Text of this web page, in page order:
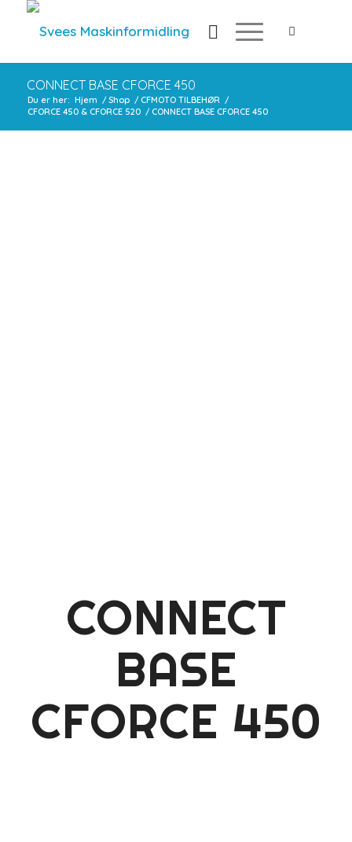
CONNECT BASE CFORCE 450
Du er her: Hjem / Shop / CFMOTO TILBEHØR /
CFORCE 450 & CFORCE 520 / CONNECT BASE CFORCE 450
CONNECT
BASE
CFORCE 450